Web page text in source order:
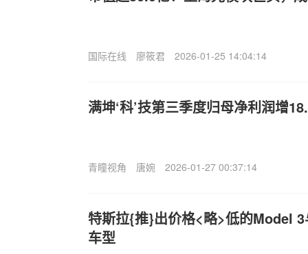
国际在线 廖筱君 2026-01-25 14:04:14
满坤‘科’技第三季度归母净利润增
青瞳视角 唐婉 2026-01-27 00:37:14
特斯拉{推}出价格<略>低的Model
车型